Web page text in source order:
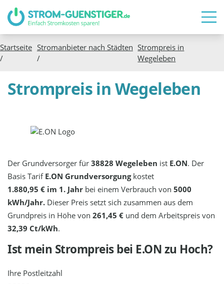
Startseite
/
Stromanbieter nach Städten
/
Strompreis in
Wegeleben
Strompreis in Wegeleben
Der Grundversorger für38828 Wegeleben ist E.ON. Der
Basis Tarif E.ON Grundversorgungkostet
1.880,95 € im 1. Jahr bei einem Verbrauch von5000
kWh/Jahr. Dieser Preis setzt sich zusammen aus dem
Grundpreis in Höhe von261,45 € und dem Arbeitspreis von
32,39 Ct/kWh.
Ist mein Strompreis bei E.ONzu Hoch?
Ihre Postleitzahl